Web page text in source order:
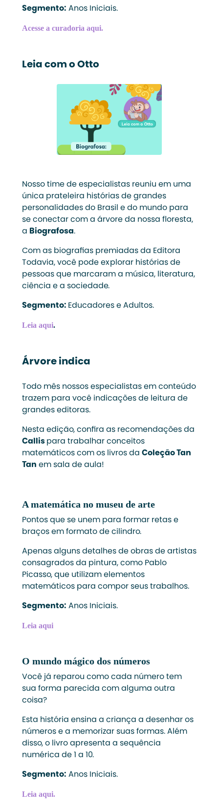
Segmento: Anos Iniciais.
Acesse a curadoria aqui.
Leia com o Otto
Nosso time de especialistas reuniu em uma
única prateleira histórias de grandes
personalidades do Brasil e do mundo para
se conectar com a árvore da nossa floresta,
a Biografosa.
Com as biografias premiadas da Editora
Todavia, você pode explorar histórias de
pessoas que marcaram a música, literatura,
ciência e a sociedade.
Segmento: Educadores e Adultos.
Leia aqui.
Árvore indica
Todo mês nossos especialistas em conteúdo
trazem para você indicações de leitura de
grandes editoras.
Nesta edição, confira as recomendações da
Callis para trabalhar conceitos
matemáticos com os livros da Coleção Tan
Tan em sala de aula!
A matemática no museu de arte
Pontos que se unem para formar retas e
braços em formato de cilindro.
Apenas alguns detalhes de obras de artistas
consagrados da pintura, como Pablo
Picasso, que utilizam elementos
matemáticos para compor seus trabalhos.
Segmento: Anos Iniciais.
Leia aqui
O mundo mágico dos números
Você já reparou como cada número tem
sua forma parecida com alguma outra
coisa?
Esta história ensina a criança a desenhar os
números e a memorizar suas formas. Além
disso, o livro apresenta a sequência
numérica de 1 a 10.
Segmento: Anos Iniciais.
Leia aqui.